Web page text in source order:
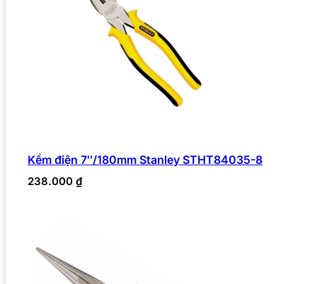
Kềm điện 7″/180mm Stanley STHT84035-8
238.000 ₫